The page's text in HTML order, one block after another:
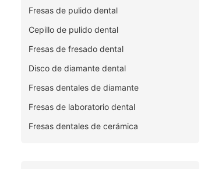
Fresas de pulido dental
Cepillo de pulido dental
Fresas de fresado dental
Disco de diamante dental
Fresas dentales de diamante
Fresas de laboratorio dental
Fresas dentales de cerámica